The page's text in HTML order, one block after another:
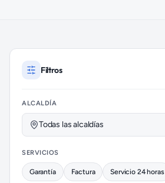
Profesionales de Cerrajería disponibles
Filtros
ALCALDÍA
Todas las alcaldías
SERVICIOS
Garantía Factura Servicio 24 horas